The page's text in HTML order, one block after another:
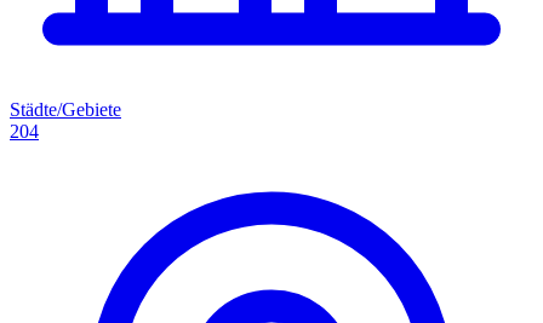
Städte/Gebiete
204